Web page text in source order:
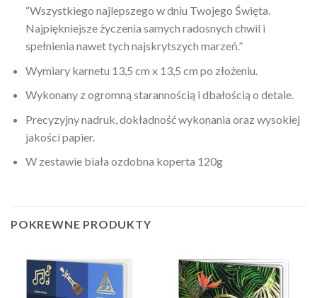
“Wszystkiego najlepszego w dniu Twojego Święta.
Najpiękniejsze życzenia samych radosnych chwil i
spełnienia nawet tych najskrytszych marzeń.”
Wymiary karnetu 13,5 cm x 13,5 cm po złożeniu.
Wykonany z ogromną starannością i dbałością o detale.
Precyzyjny nadruk, dokładność wykonania oraz wysokiej
jakości papier.
W zestawie biała ozdobna koperta 120g
POKREWNE PRODUKTY